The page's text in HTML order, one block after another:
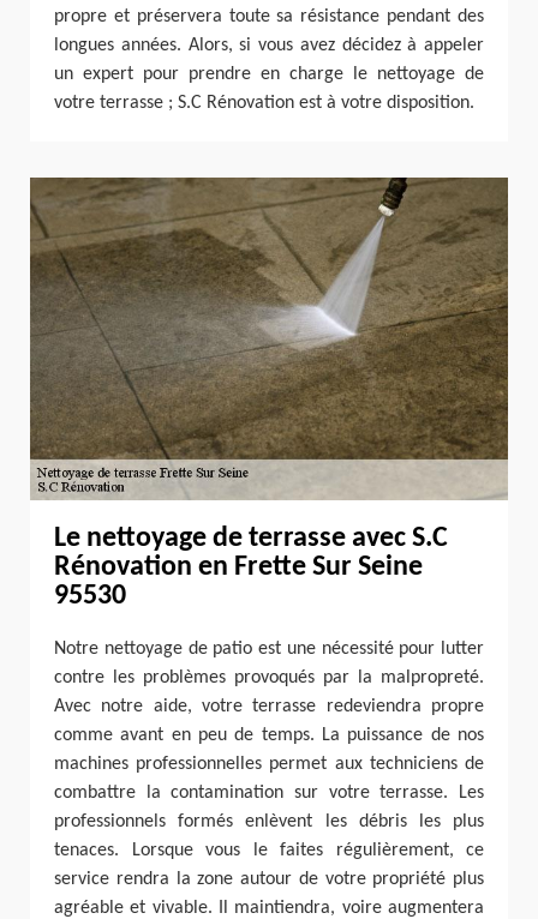
propre et préservera toute sa résistance pendant des
longues années. Alors, si vous avez décidez à appeler
un expert pour prendre en charge le nettoyage de
votre terrasse ; S.C Rénovation est à votre disposition.
Le nettoyage de terrasse avec S.C
Rénovation en Frette Sur Seine
95530
Notre nettoyage de patio est une nécessité pour lutter
contre les problèmes provoqués par la malpropreté.
Avec notre aide, votre terrasse redeviendra propre
comme avant en peu de temps. La puissance de nos
machines professionnelles permet aux techniciens de
combattre la contamination sur votre terrasse. Les
professionnels formés enlèvent les débris les plus
tenaces. Lorsque vous le faites régulièrement, ce
service rendra la zone autour de votre propriété plus
agréable et vivable. Il maintiendra, voire augmentera